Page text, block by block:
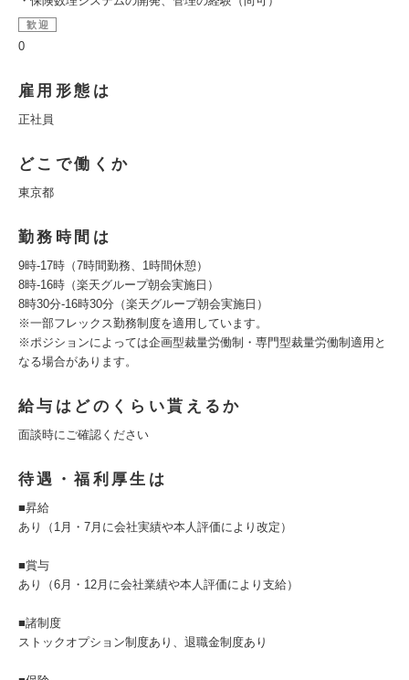
歓迎
0
雇用形態は
正社員
どこで働くか
東京都
勤務時間は
9時-17時（7時間勤務、1時間休憩）
8時-16時（楽天グループ朝会実施日）
8時30分-16時30分（楽天グループ朝会実施日）
※一部フレックス勤務制度を適用しています。
※ポジションによっては企画型裁量労働制・専門型裁量労働制適用と
なる場合があります。
給与はどのくらい貰えるか
面談時にご確認ください
待遇・福利厚生は
■昇給
あり（1月・7月に会社実績や本人評価により改定）
■賞与
あり（6月・12月に会社業績や本人評価により支給）
■諸制度
ストックオプション制度あり、退職金制度あり